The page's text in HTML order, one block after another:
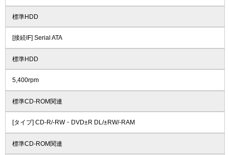
標準HDD
[接続IF] Serial ATA
標準HDD
5,400rpm
標準CD-ROM関連
[タイプ] CD-R/-RW・DVD±R DL/±RW/-RAM
標準CD-ROM関連